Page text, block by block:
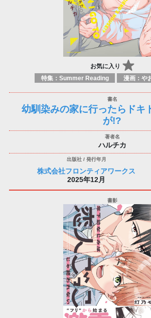
お気に入り
特集：Summer Reading 漫画：や
幼馴染みの家に行ったらドキ
が!?
ハルチカ
株式会社フロンティアワークス
2025年12月